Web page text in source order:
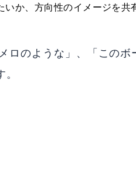
か、方向性のイメージを
ロのような」、「この